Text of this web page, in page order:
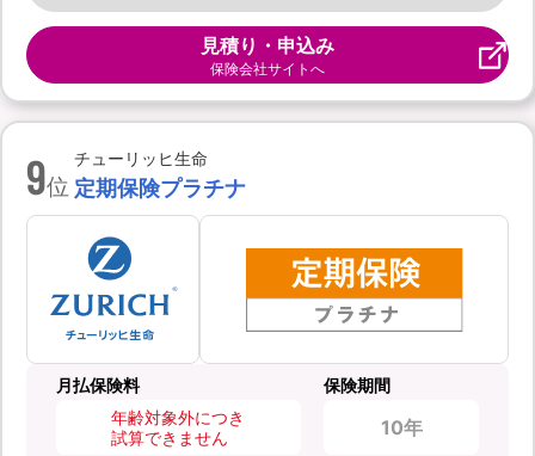
見積り・申込み
保険会社サイトへ
9位
チューリッヒ生命
定期保険プラチナ
月払保険料
年齢対象外につき
試算できません
保険期間
10年